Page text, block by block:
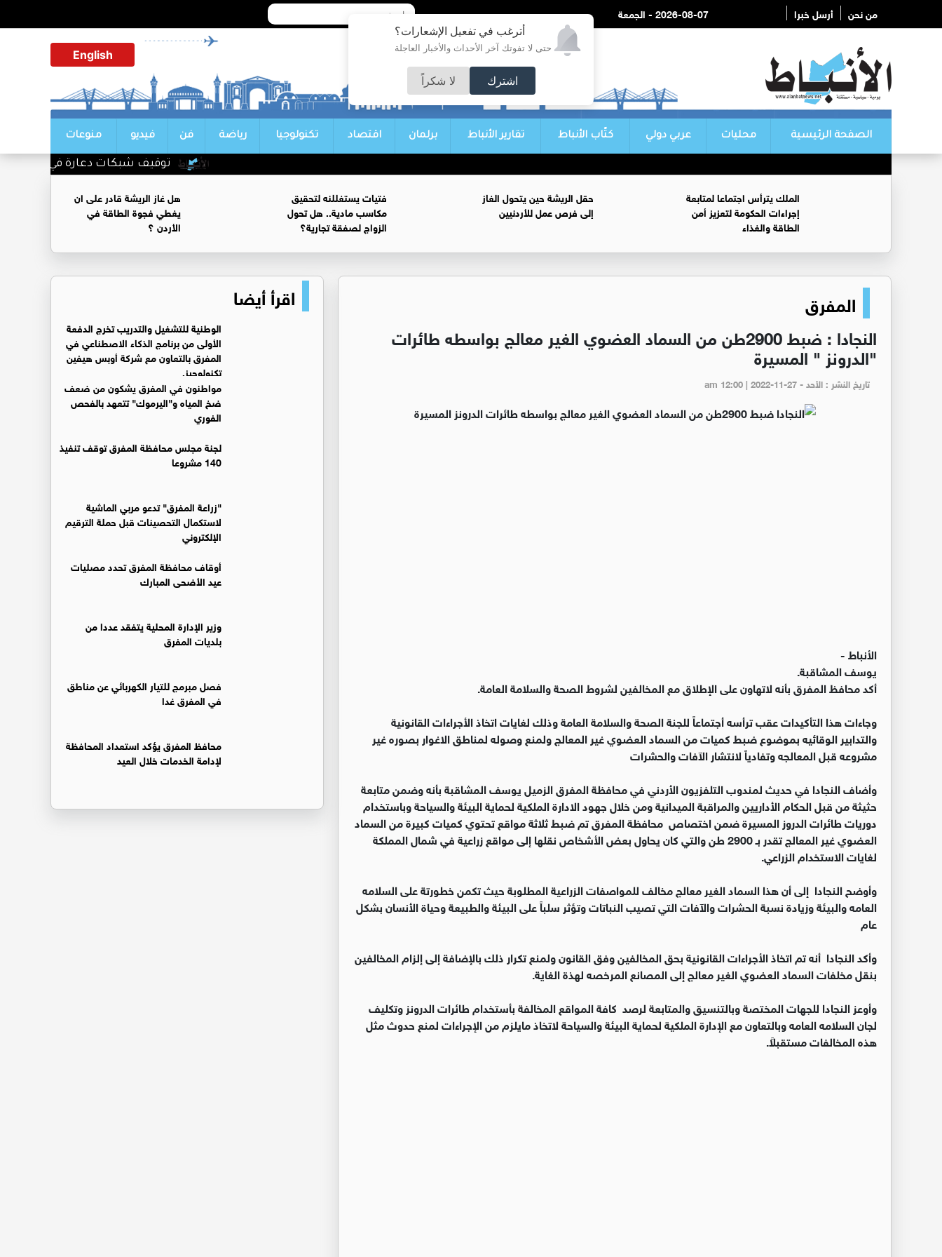
أترغب في تفعيل الإشعارات؟
حتى لا تفوتك آخر الأحداث والأخبار العاجلة
اشترك لا شكراً
من نحن أرسل خبرا 2026-08-07 - الجمعة
English
الصفحة الرئيسية محليات عربي دولي كتّاب الأنباط تقارير الأنباط برلمان اقتصاد تكنولوجيا رياضة فن فيديو منوعات
توقيف شبكات دعارة في شارع الحمرا
الملك يترأس اجتماعا لمتابعة
إجراءات الحكومة لتعزيز أمن
الطاقة والغذاء
حقل الريشة حين يتحول الغاز
إلى فرص عمل للأردنيين
فتيات يستغللنه لتحقيق
مكاسب مادية.. هل تحول
الزواج لصفقة تجارية؟
هل غاز الريشة قادر على ان
يغطي فجوة الطاقة في
الأردن ؟
المفرق
النجادا : ضبط 2900طن من السماد العضوي الغير معالج بواسطه طائرات
"الدرونز " المسيرة
تاريخ النشر : الأحد - am 12:00 | 2022-11-27
الأنباط -
يوسف المشاقبة.
أكد محافظ المفرق بأنه لاتهاون على الإطلاق مع المخالفين لشروط الصحة والسلامة العامة.
وجاءات هذا التأكيدات عقب ترأسه أجتماعاً للجنة الصحة والسلامة العامة وذلك لغايات اتخاذ الأجراءات القانونية
والتدابير الوقائيه بموضوع ضبط كميات من السماد العضوي غير المعالج ولمنع وصوله لمناطق الاغوار بصوره غير
مشروعه قبل المعالجه وتفادياً لانتشار الآفات والحشرات
وأضاف النجادا في حديث لمندوب التلفزيون الأردني في محافظة المفرق الزميل يوسف المشاقبة بأنه وضمن متابعة
حثيثة من قبل الحكام الأداريين والمراقبة الميدانية ومن خلال جهود الادارة الملكية لحماية البيئة والسياحة وباستخدام
دوريات طائرات الدروز المسيرة ضمن اختصاص محافظة المفرق تم ضبط ثلاثة مواقع تحتوي كميات كبيرة من السماد
العضوي غير المعالج تقدر بـ 2900 طن والتي كان يحاول بعض الأشخاص نقلها إلى مواقع زراعية في شمال المملكة
لغايات الاستخدام الزراعي.
وأوضح النجادا إلى أن هذا السماد الغير معالج مخالف للمواصفات الزراعية المطلوبة حيث تكمن خطورتة على السلامه
العامه والبيئة وزيادة نسبة الحشرات والآفات التي تصيب النباتات وتؤثر سلباً على البيئة والطبيعة وحياة الأنسان بشكل
عام
وأكد النجادا أنه تم اتخاذ الأجراءات القانونية بحق المخالفين وفق القانون ولمنع تكرار ذلك بالإضافة إلى إلزام المخالفين
بنقل مخلفات السماد العضوي الغير معالج إلى المصانع المرخصه لهذة الغاية.
وأوعز النجادا للجهات المختصة وبالتنسيق والمتابعة لرصد كافة المواقع المخالفة بأستخدام طائرات الدرونز وتكليف
لجان السلامه العامه وبالتعاون مع الإدارة الملكية لحماية البيئة والسياحة لاتخاذ مايلزم من الإجراءات لمنع حدوث مثل
هذه المخالفات مستقبلاً.
اقرأ أيضا
الوطنية للتشغيل والتدريب تخرج الدفعة
الأولى من برنامج الذكاء الاصطناعي في
المفرق بالتعاون مع شركة أوبس هيفين
تكنولوجيز.
مواطنون في المفرق يشكون من ضعف
ضخ المياه و"اليرموك" تتعهد بالفحص
الفوري
لجنة مجلس محافظة المفرق توقف تنفيذ
140 مشروعا
"زراعة المفرق" تدعو مربي الماشية
لاستكمال التحصينات قبل حملة الترقيم
الإلكتروني
أوقاف محافظة المفرق تحدد مصليات
عيد الأضحى المبارك
وزير الإدارة المحلية يتفقد عددا من
بلديات المفرق
فصل مبرمج للتيار الكهربائي عن مناطق
في المفرق غدا
محافظ المفرق يؤكد استعداد المحافظة
لإدامة الخدمات خلال العيد